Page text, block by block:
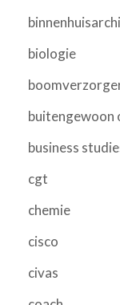
biologie
buitengewoon
business
cgt
chemie
cisco
civas